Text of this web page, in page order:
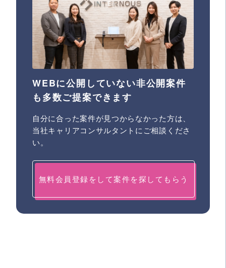
WEBに公開していない非公開案件
も多数ご提案できます
自分に合った案件が見つからなかった方は、
当社キャリアコンサルタントにご相談くださ
い。
無料会員登録をして案件を探してもらう